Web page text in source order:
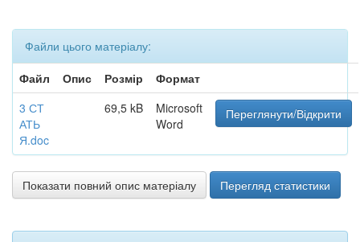
Файли цього матеріалу:
Файл
Опис Розмір
Формат
3 СТ
АТЬ
Я.doc
69,5 kB
Microsoft
Word
Переглянути/Відкрити
Показати повний опис матеріалу Перегляд статистики